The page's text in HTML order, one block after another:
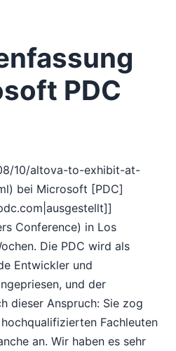
PDC 2008
PDC
10/altova-to-exhibit-at-
bei Microsoft [PDC]
Conference) in Los
Die PDC wird als
Entwickler und
und der
dieser Anspruch: Sie zog
Fachleuten
an. Wir haben es sehr